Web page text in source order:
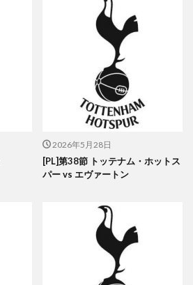
2026年5月28日
[PL]第38節 トッテナム・ホットス
パー vs エヴァートン